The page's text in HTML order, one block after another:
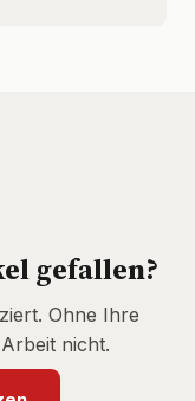
gefallen?
Ohne Ihre
nicht.